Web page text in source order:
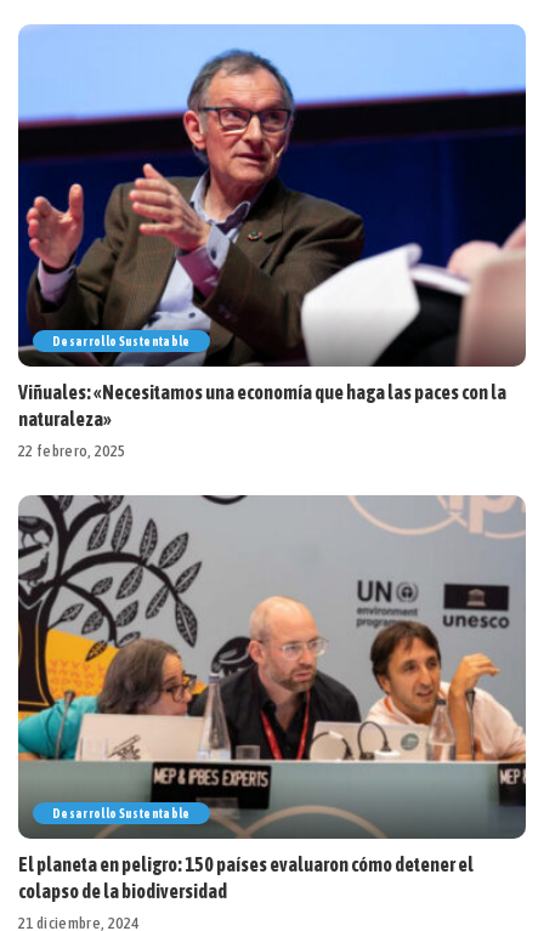
Desarrollo Sustentable
Viñuales: «Necesitamos una economía que haga las paces con la
naturaleza»
22 febrero, 2025
Desarrollo Sustentable
El planeta en peligro: 150 países evaluaron cómo detener el
colapso de la biodiversidad
21 diciembre, 2024